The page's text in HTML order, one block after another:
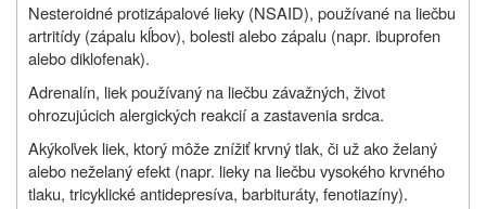
Nesteroidné protizápalové lieky (NSAID), používané na liečbu
artritídy (zápalu kĺbov), bolesti alebo zápalu (napr. ibuprofen
alebo diklofenak).
Adrenalín, liek používaný na liečbu závažných, život
ohrozujúcich alergických reakcií a zastavenia srdca.
Akýkoľvek liek, ktorý môže znížiť krvný tlak, či už ako želaný
alebo neželaný efekt (napr. lieky na liečbu vysokého krvného
tlaku, tricyklické antidepresíva, barbituráty, fenotiazíny).